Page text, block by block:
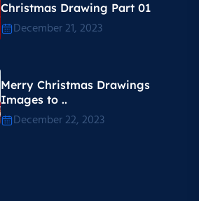
Christmas Drawing Part 01
December 21, 2023
Merry Christmas Drawings
Images to ..
December 22, 2023